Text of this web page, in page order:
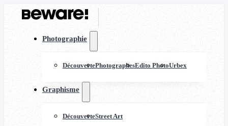
Photographie
DécouvertePhotographesEdito PhotoUrbex
Graphisme
DécouverteStreet Art